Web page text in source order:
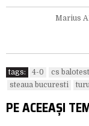
Marius
tags: 4-0 cs
steaua bucuresti
PE ACEEAȘI